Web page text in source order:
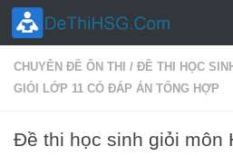
Skip to content
CHUYÊN ĐỀ ÔN THI / ĐỀ THI HỌC
GIỎI LỚP 11 CÓ ĐÁP ÁN TỔNG HỢP
Đề thi học sinh giỏi môn